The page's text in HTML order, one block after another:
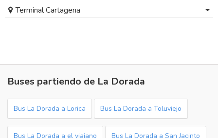
Terminal Cartagena
Buses partiendo de La Dorada
Bus La Dorada a Lorica Bus La Dorada a Toluviejo
Bus La Dorada a el viajano Bus La Dorada a San Jacinto